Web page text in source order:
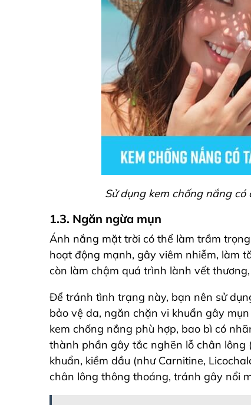
Sử dụng kem chống nắng có
1.3. Ngăn ngừa mụn
Ánh nắng mặt trời có thể làm trầm
hoạt động mạnh, gây viêm nhiễm, làm
còn làm chậm quá trình lành vết
Để tránh tình trạng này, bạn nên sử
bảo vệ da, ngăn chặn vi khuẩn gây
kem chống nắng phù hợp, bao bì có
thành phần gây tắc nghẽn lỗ chân lông
khuẩn, kiềm dầu (như Carnitine,
chân lông thông thoáng, tránh gây nổi